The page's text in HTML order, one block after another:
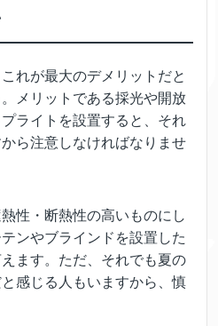
れが最大のデメリットだと
メリットである採光や開放
ライトを設置すると、それ
ら注意しなければなりませ
性・断熱性の高いものにし
ンやブラインドを設置した
ます。ただ、それでも夏の
感じる人もいますから、慎